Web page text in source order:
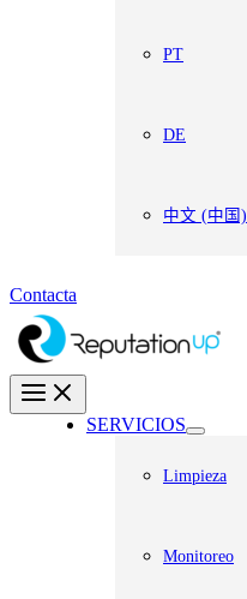
PT
DE
中文 (中国)
Contacta
SERVICIOS
Limpieza
Monitoreo